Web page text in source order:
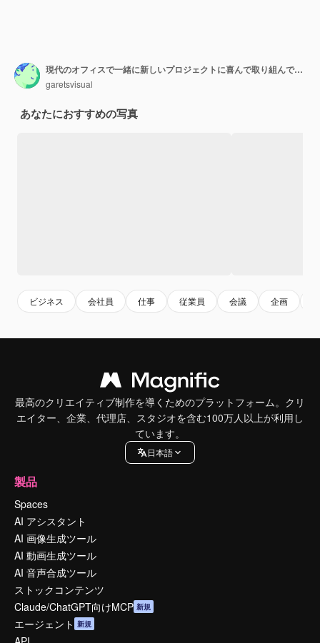
現代のオフィスで一緒に新しいプロジェクトに喜んで取り組んでいる若い魅力的なビジネスの同僚
garetsvisual
あなたにおすすめの写真
ビジネス 会社員 仕事 従業員 会議 企画
最高のクリエイティブ制作を導くためのプラットフォーム。クリ
エイター、企業、代理店、スタジオを含む100万人以上が利用し
ています。
日本語
製品
Spaces
AI アシスタント
AI 画像生成ツール
AI 動画生成ツール
AI 音声合成ツール
ストックコンテンツ
Claude/ChatGPT向けMCP 新規
エージェント 新規